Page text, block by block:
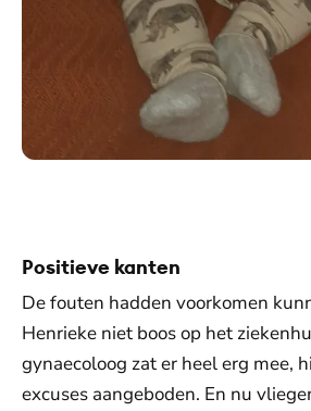
Positieve kanten
De fouten hadden voorkomen
Henrieke niet boos op het
gynaecoloog zat er heel erg mee,
excuses aangeboden. En nu